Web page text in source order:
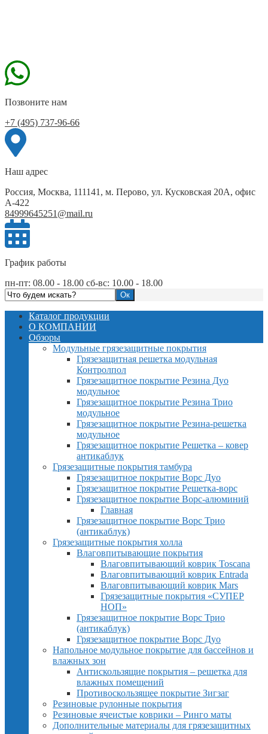
Позвоните нам
+7 (495) 737-96-66
Наш адрес
Россия, Москва, 111141, м. Перово, ул. Кусковская 20А, офис
А-422
84999645251@mail.ru
График работы
пн-пт: 08.00 - 18.00 сб-вс: 10.00 - 18.00
Каталог продукции
О КОМПАНИИ
Обзоры
Модульные грязезащитные покрытия
Грязезащитная решетка модульная
Контролпол
Грязезащитное покрытие Резина Дуо
модульное
Грязезащитное покрытие Резина Трио
модульное
Грязезащитное покрытие Резина-решетка
модульное
Грязезащитное покрытие Решетка – ковер
антикаблук
Грязезащитные покрытия тамбура
Грязезащитное покрытие Ворс Дуо
Грязезащитное покрытие Решетка-ворс
Грязезащитное покрытие Ворс-алюминий
Главная
Грязезащитное покрытие Ворс Трио
(антикаблук)
Грязезащитные покрытия холла
Влаговпитывающие покрытия
Влаговпитывающий коврик Toscana
Влаговпитывающий коврик Entrada
Влаговпитывающий коврик Mars
Грязезащитные покрытия «СУПЕР
НОП»
Грязезащитное покрытие Ворс Трио
(антикаблук)
Грязезащитное покрытие Ворс Дуо
Напольное модульное покрытие для бассейнов и
влажных зон
Антискользящие покрытия – решетка для
влажных помещений
Противоскользящее покрытие Зигзаг
Резиновые рулонные покрытия
Резиновые ячеистые коврики – Ринго маты
Дополнительные материалы для грязезащитных